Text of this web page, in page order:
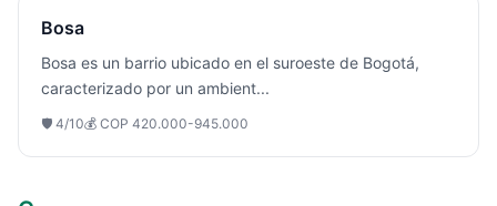
Bosa
Bosa es un barrio ubicado en el suroeste de Bogotá,
caracterizado por un ambient...
🛡️ 4/10💰 COP 420.000-945.000